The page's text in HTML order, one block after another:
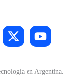
en Argentina.